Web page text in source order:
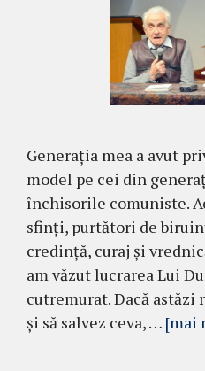
Generația mea a avut
model pe cei din
închisorile comuniste.
sfinți, purtători de
credință, curaj și
am văzut lucrarea Lui
cutremurat. Dacă astăzi
și să salvez ceva, … [mai